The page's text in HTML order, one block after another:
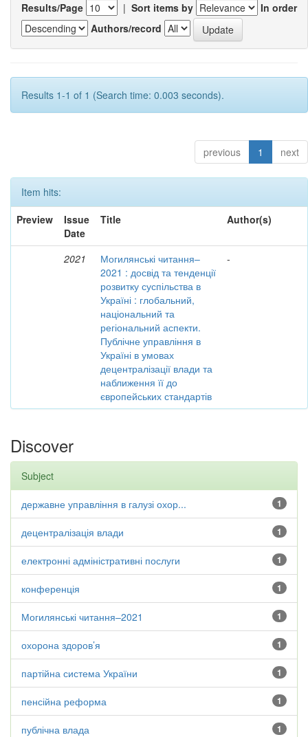
Results/Page | Sort items by
In order
Authors/record
Results 1-1 of 1 (Search time: 0.003 seconds).
previous 1 next
Item hits:
Preview
Issue
Date
Title Author(s)
2021
Могилянські читання–
2021 : досвід та тенденції
розвитку суспільства в
Україні : глобальний,
національний та
регіональний аспекти.
Публічне управління в
Україні в умовах
децентралізації влади та
наближення її до
європейських стандартів
-
Discover
Subject
1
державне управління в галузі охор...
1
децентралізація влади
1
електронні адміністративні послуги
1
конференція
1
Могилянські читання–2021
1
охорона здоров’я
1
партійна система України
1
пенсійна реформа
1
публічна влада